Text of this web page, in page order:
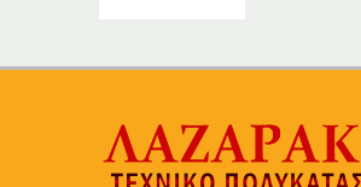
πολλαπλές
παραλλαγές.